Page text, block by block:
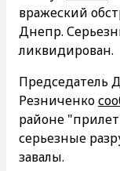
вражеский
Днепр.
ликвидирован.
Председатель
Резниченко
районе
серьезные
завалы.